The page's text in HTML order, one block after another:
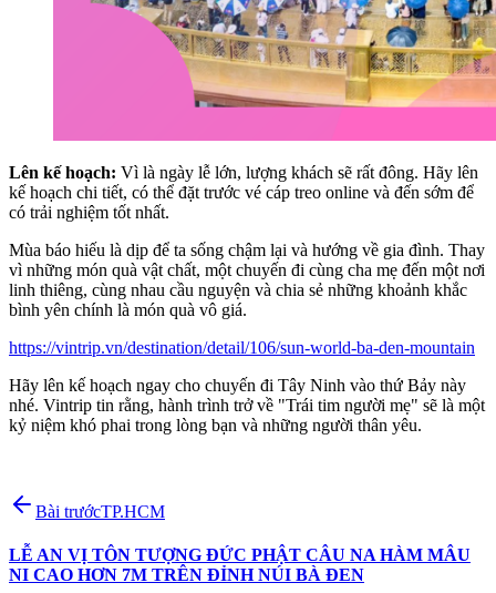
Lên kế hoạch: Vì là ngày lễ lớn, lượng khách sẽ rất đông. Hãy lên
kế hoạch chi tiết, có thể đặt trước vé cáp treo online và đến sớm để
có trải nghiệm tốt nhất.
Mùa báo hiếu là dịp để ta sống chậm lại và hướng về gia đình. Thay
vì những món quà vật chất, một chuyến đi cùng cha mẹ đến một nơi
linh thiêng, cùng nhau cầu nguyện và chia sẻ những khoảnh khắc
bình yên chính là món quà vô giá.
https://vintrip.vn/destination/detail/106/sun-world-ba-den-mountain
Hãy lên kế hoạch ngay cho chuyến đi Tây Ninh vào thứ Bảy này
nhé. Vintrip tin rằng, hành trình trở về "Trái tim người mẹ" sẽ là một
kỷ niệm khó phai trong lòng bạn và những người thân yêu.
Bài trướcTP.HCM
LỄ AN VỊ TÔN TƯỢNG ĐỨC PHẬT CÂU NA HÀM MÂU
NI CAO HƠN 7M TRÊN ĐỈNH NÚI BÀ ĐEN